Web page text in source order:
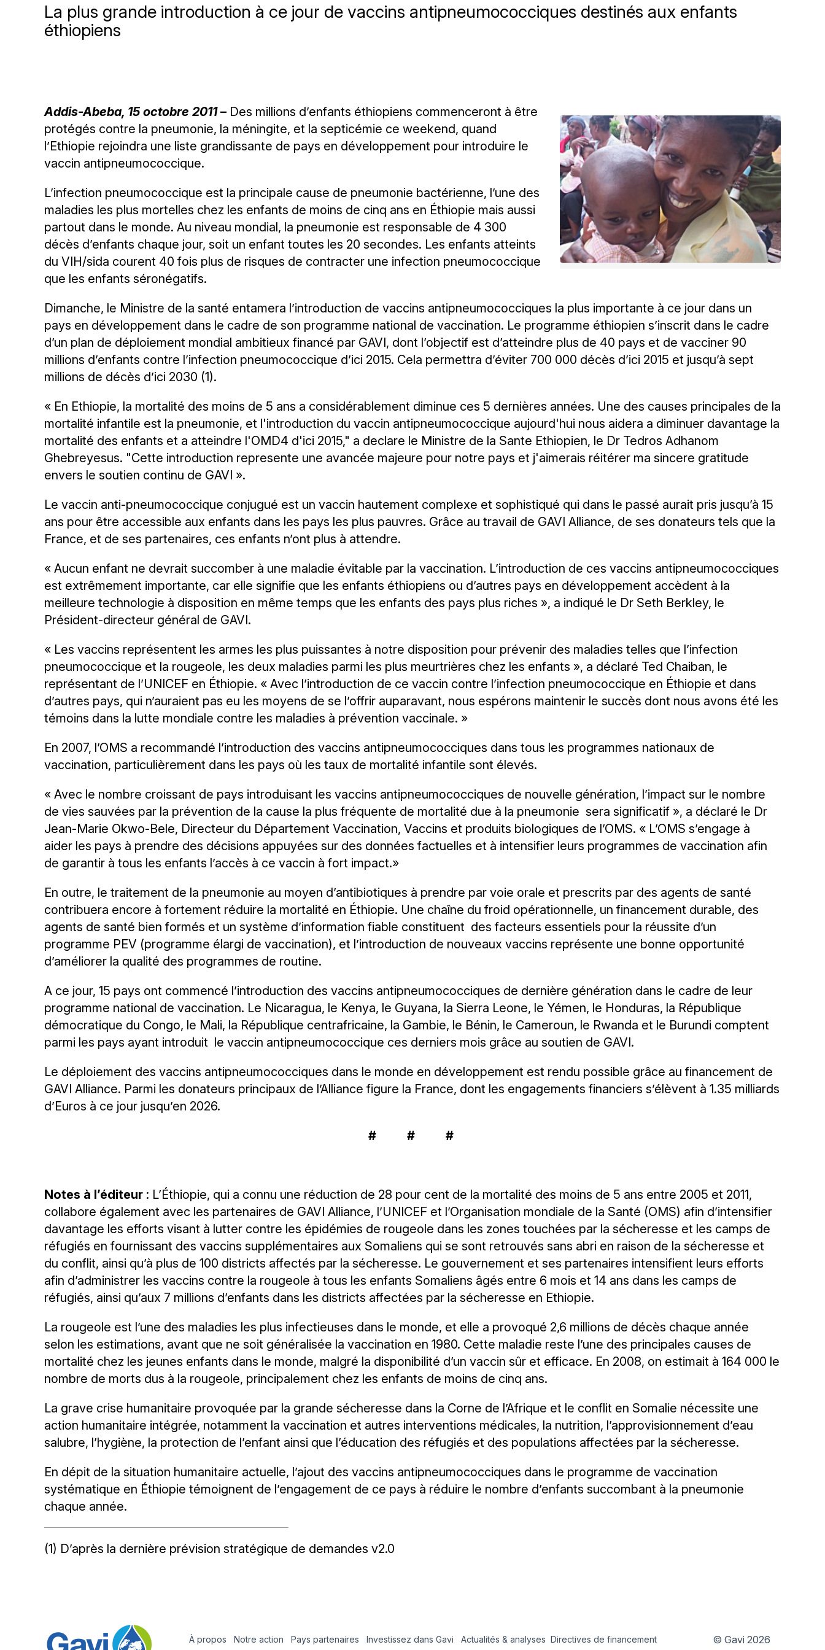
La plus grande introduction à ce jour de vaccins antipneumococciques destinés aux enfants
éthiopiens
Addis-Abeba, 15 octobre 2011– Des millions d’enfants éthiopiens commenceront à être
protégés contre la pneumonie, la méningite, et la septicémie ce weekend, quand
l’Ethiopie rejoindra une liste grandissante de pays en développement pour introduire le
vaccin antipneumococcique.
L’infection pneumococcique est la principale cause de pneumonie bactérienne, l’une des
maladies les plus mortelles chez les enfants de moins de cinq ans en Éthiopie mais aussi
partout dans le monde. Au niveau mondial, la pneumonie est responsable de 4 300
décès d’enfants chaque jour, soit un enfant toutes les 20 secondes. Les enfants atteints
du VIH/sida courent 40 fois plus de risques de contracter une infection pneumococcique
que les enfants séronégatifs.
Dimanche, le Ministre de la santé entamera l’introduction de vaccins antipneumococciques la plus importante à ce jour dans un
pays en développement dans le cadre de son programme national de vaccination. Le programme éthiopien s’inscrit dans le cadre
d’un plan de déploiement mondial ambitieux financé par GAVI, dont l’objectif est d’atteindre plus de 40 pays et de vacciner 90
millions d’enfants contre l’infection pneumococcique d’ici 2015. Cela permettra d’éviter 700 000 décès d’ici 2015 et jusqu’à sept
millions de décès d’ici 2030 (1).
« En Ethiopie, la mortalité des moins de 5 ans a considérablement diminue ces 5 dernières années. Une des causes principales de la
mortalité infantile est la pneumonie, et l'introduction du vaccin antipneumococcique aujourd'hui nous aidera a diminuer davantage la
mortalité des enfants et a atteindre l'OMD4 d'ici 2015," a declare le Ministre de la Sante Ethiopien, le Dr Tedros Adhanom
Ghebreyesus. "Cette introduction represente une avancée majeure pour notre pays et j'aimerais réitérer ma sincere gratitude
envers le soutien continu de GAVI ».
Le vaccin anti-pneumococcique conjugué est un vaccin hautement complexe et sophistiqué qui dans le passé aurait pris jusqu’à 15
ans pour être accessible aux enfants dans les pays les plus pauvres. Grâce au travail de GAVI Alliance, de ses donateurs tels que la
France, et de ses partenaires, ces enfants n’ont plus à attendre.
« Aucun enfant ne devrait succomber à une maladie évitable par la vaccination. L’introduction de ces vaccins antipneumococciques
est extrêmement importante, car elle signifie que les enfants éthiopiens ou d’autres pays en développement accèdent à la
meilleure technologie à disposition en même temps que les enfants des pays plus riches », a indiqué le Dr Seth Berkley, le
Président-directeur général de GAVI.
« Les vaccins représentent les armes les plus puissantes à notre disposition pour prévenir des maladies telles que l’infection
pneumococcique et la rougeole, les deux maladies parmi les plus meurtrières chez les enfants », a déclaré Ted Chaiban, le
représentant de l’UNICEF en Éthiopie. « Avec l’introduction de ce vaccin contre l’infection pneumococcique en Éthiopie et dans
d’autres pays, qui n’auraient pas eu les moyens de se l’offrir auparavant, nous espérons maintenir le succès dont nous avons été les
témoins dans la lutte mondiale contre les maladies à prévention vaccinale. »
En 2007, l’OMS a recommandé l’introduction des vaccins antipneumococciques dans tous les programmes nationaux de
vaccination, particulièrement dans les pays où les taux de mortalité infantile sont élevés.
« Avec le nombre croissant de pays introduisant les vaccins antipneumococciques de nouvelle génération, l’impact sur le nombre
de vies sauvées par la prévention de la cause la plus fréquente de mortalité due à la pneumonie sera significatif », a déclaré le Dr
Jean-Marie Okwo-Bele, Directeur du Département Vaccination, Vaccins et produits biologiques de l’OMS. « L’OMS s’engage à
aider les pays à prendre des décisions appuyées sur des données factuelles et à intensifier leurs programmes de vaccination afin
de garantir à tous les enfants l’accès à ce vaccin à fort impact.»
En outre, le traitement de la pneumonie au moyen d’antibiotiques à prendre par voie orale et prescrits par des agents de santé
contribuera encore à fortement réduire la mortalité en Éthiopie. Une chaîne du froid opérationnelle, un financement durable, des
agents de santé bien formés et un système d’information fiable constituent des facteurs essentiels pour la réussite d’un
programme PEV (programme élargi de vaccination), et l’introduction de nouveaux vaccins représente une bonne opportunité
d’améliorer la qualité des programmes de routine.
A ce jour, 15 pays ont commencé l’introduction des vaccins antipneumococciques de dernière génération dans le cadre de leur
programme national de vaccination. Le Nicaragua, le Kenya, le Guyana, la Sierra Leone, le Yémen, le Honduras, la République
démocratique du Congo, le Mali, la République centrafricaine, la Gambie, le Bénin, le Cameroun, le Rwanda et le Burundi comptent
parmi les pays ayant introduit le vaccin antipneumococcique ces derniers mois grâce au soutien de GAVI.
Le déploiement des vaccins antipneumococciques dans le monde en développement est rendu possible grâce au financement de
GAVI Alliance. Parmi les donateurs principaux de l’Alliance figure la France, dont les engagements financiers s’élèvent à 1.35 milliards
d’Euros à ce jour jusqu’en 2026.
# # #
Notes à l’éditeur : L’Éthiopie, qui a connu une réduction de 28 pour cent de la mortalité des moins de 5 ans entre 2005 et 2011,
collabore également avec les partenaires de GAVI Alliance, l’UNICEF et l’Organisation mondiale de la Santé (OMS) afin d’intensifier
davantage les efforts visant à lutter contre les épidémies de rougeole dans les zones touchées par la sécheresse et les camps de
réfugiés en fournissant des vaccins supplémentaires aux Somaliens qui se sont retrouvés sans abri en raison de la sécheresse et
du conflit, ainsi qu’à plus de 100 districts affectés par la sécheresse. Le gouvernement et ses partenaires intensifient leurs efforts
afin d’administrer les vaccins contre la rougeole à tous les enfants Somaliens âgés entre 6 mois et 14 ans dans les camps de
réfugiés, ainsi qu’aux 7 millions d’enfants dans les districts affectées par la sécheresse en Ethiopie.
La rougeole est l’une des maladies les plus infectieuses dans le monde, et elle a provoqué 2,6 millions de décès chaque année
selon les estimations, avant que ne soit généralisée la vaccination en 1980. Cette maladie reste l’une des principales causes de
mortalité chez les jeunes enfants dans le monde, malgré la disponibilité d’un vaccin sûr et efficace. En 2008, on estimait à 164 000 le
nombre de morts dus à la rougeole, principalement chez les enfants de moins de cinq ans.
La grave crise humanitaire provoquée par la grande sécheresse dans la Corne de l’Afrique et le conflit en Somalie nécessite une
action humanitaire intégrée, notamment la vaccination et autres interventions médicales, la nutrition, l’approvisionnement d’eau
salubre, l’hygiène, la protection de l’enfant ainsi que l’éducation des réfugiés et des populations affectées par la sécheresse.
En dépit de la situation humanitaire actuelle, l’ajout des vaccins antipneumococciques dans le programme de vaccination
systématique en Éthiopie témoignent de l’engagement de ce pays à réduire le nombre d’enfants succombant à la pneumonie
chaque année.
(1) D’après la dernière prévision stratégique de demandes v2.0
À propos Notre action Pays partenaires Investissez dans Gavi Actualités & analyses Directives de financement © Gavi 2026